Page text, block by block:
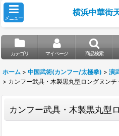
メニュー
横浜中華街
カテゴリ マイページ 商品検索
ホーム > 中国武術(カンフー/太極拳) > 演
> カンフー武具・木製黒丸型ロングヌンチ
カンフー武具・木製黒丸型